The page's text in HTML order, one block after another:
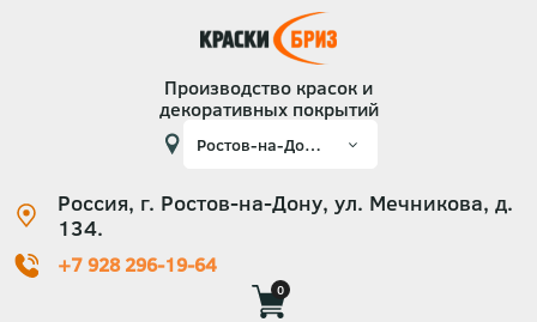
Производство красок и
декоративных покрытий
Россия, г. Ростов-на-Дону, ул. Мечникова, д.
134.
+7 928 296-19-64
0